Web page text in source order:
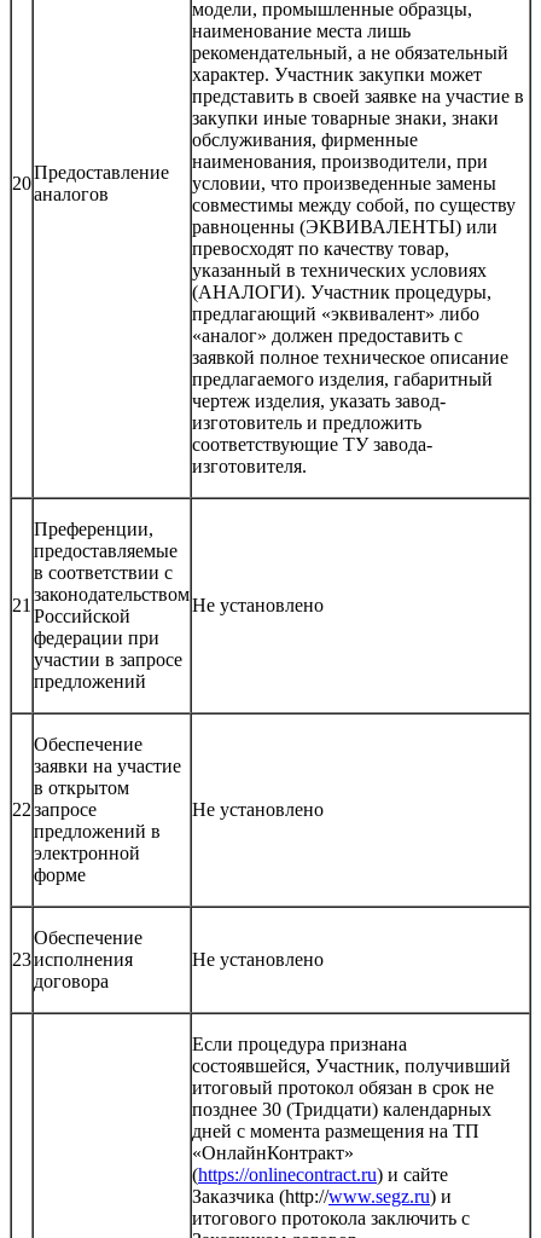
20
Предоставление
аналогов
модели, промышленные образцы,
наименование места лишь
рекомендательный, а не обязательный
характер. Участник закупки может
представить в своей заявке на участие в
закупки иные товарные знаки, знаки
обслуживания, фирменные
наименования, производители, при
условии, что произведенные замены
совместимы между собой, по существу
равноценны (ЭКВИВАЛЕНТЫ) или
превосходят по качеству товар,
указанный в технических условиях
(АНАЛОГИ). Участник процедуры,
предлагающий «эквивалент» либо
«аналог» должен предоставить с
заявкой полное техническое описание
предлагаемого изделия, габаритный
чертеж изделия, указать завод-
изготовитель и предложить
соответствующие ТУ завода-
изготовителя.
21
Преференции,
предоставляемые
в соответствии с
законодательством
Российской
федерации при
участии в запросе
предложений
Не установлено
22
Обеспечение
заявки на участие
в открытом
запросе
предложений в
электронной
форме
Не установлено
23
Обеспечение
исполнения
договора
Не установлено
Если процедура признана
состоявшейся, Участник, получивший
итоговый протокол обязан в срок не
позднее 30 (Тридцати) календарных
дней с момента размещения на ТП
«ОнлайнКонтракт»
(https://onlinecontract.ru) и сайте
Заказчика (http://www.segz.ru) и
итогового протокола заключить с